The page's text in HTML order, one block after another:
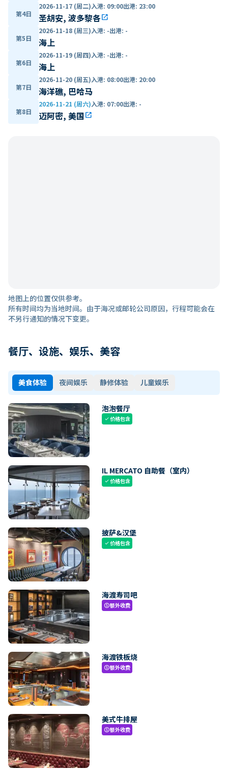
第4日
2026-11-17 (周二)入港: 09:00出港: 23:00
圣胡安, 波多黎各open_in_new
第5日
2026-11-18 (周三)入港: -出港: -
海上
第6日
2026-11-19 (周四)入港: -出港: -
海上
第7日
2026-11-20 (周五)入港: 08:00出港: 20:00
海洋礁, 巴哈马
第8日
2026-11-21 (周六)入港: 07:00出港: -
迈阿密, 美国open_in_new
地图上的位置仅供参考。
所有时间均为当地时间。由于海况或邮轮公司原因，行程可能会在
不另行通知的情况下变更。
餐厅、设施、娱乐、美容
美食体验 夜间娱乐 静修体验 儿童娱乐
泡泡餐厅
check价格包含
IL MERCATO 自助餐（室内）
check价格包含
披萨&汉堡
check价格包含
海渡寿司吧
paid额外收费
海渡铁板烧
paid额外收费
美式牛排屋
paid额外收费